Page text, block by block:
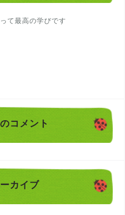
て最高の学びです
コメント
カイブ